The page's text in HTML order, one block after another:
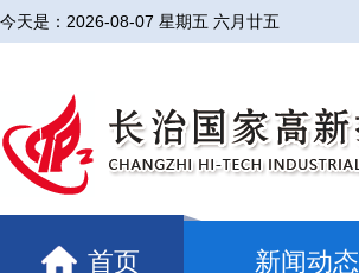
今天是： 2026-08-07 星期五 六月廿五
首页 新闻动态